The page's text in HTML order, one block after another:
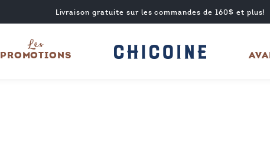
Livraison gratuite sur les commandes de 160$ et plus!
Les
PROMOTIONS